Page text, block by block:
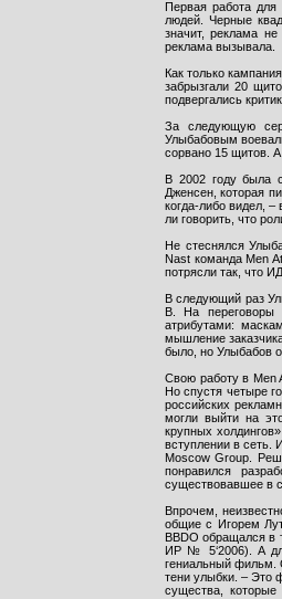
Первая работа
людей. Черные
значит, реклама
реклама вызывала.
Как только
забрызгали 20
подвергались
За следующую
Улыбабовым
сорвано 15 щитов.
В 2002 году была
Дженсен, которая
когда-либо видел,
ли говорить, что
Не стеснялся
Nast команда Men
потрясли так, что
В следующий раз
B. На переговоры
атрибутами:
мышление
было, но Улыбабов
Свою работу в Men
Но спустя четыре
российских
могли выйти на
крупных
вступлении в сеть.
Moscow Group.
понравился
существовавшее в
Впрочем,
общие с Игорем
BBDO обращался в
ИР № 5‘2006). А
гениальный фильм.
тени улыбки. – Это
существа,